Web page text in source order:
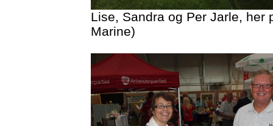
Lise, Sandra og Per Jarle, her
Marine)